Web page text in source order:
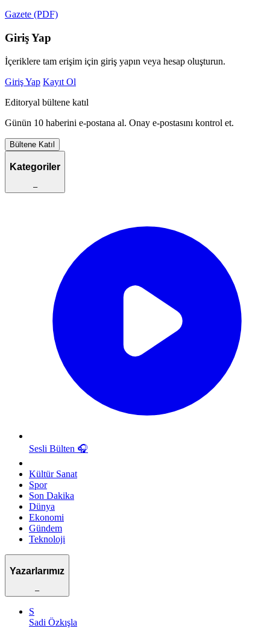
Gazete (PDF)
Giriş Yap
İçeriklere tam erişim için giriş yapın veya hesap oluşturun.
Giriş Yap Kayıt Ol
Editoryal bültene katıl
Günün 10 haberini e-postana al. Onay e-postasını kontrol et.
Bültene Katıl
Kategoriler
–
Sesli Bülten 🎧
Kültür Sanat
Spor
Son Dakika
Dünya
Ekonomi
Gündem
Teknoloji
Yazarlarımız
–
S
Sadi Özkışla